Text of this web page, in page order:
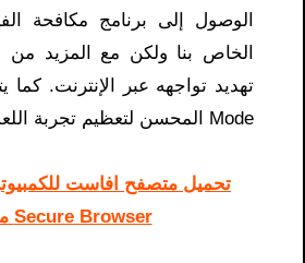
الوصول إلى برنامج مكافحة
الخاص بنا ولكن مع المزيد من
Mode المحسن لتعظيم تجربة اللعب الخاصة بك.
Secure Browser مجاناً